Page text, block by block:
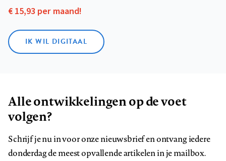
€ 15,93 per maand!
IK WIL DIGITAAL
Alle ontwikkelingen op de voet
volgen?
Schrijf je nu in voor onze nieuwsbrief en ontvang iedere
donderdag de meest opvallende artikelen in je mailbox.